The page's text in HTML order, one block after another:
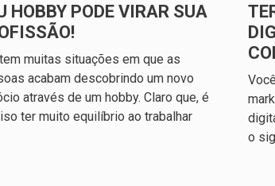
HOBBY PODE VIRAR SUA
muitas situações em que as
acabam descobrindo um novo
através de um hobby. Claro que, é
ter muito equilíbrio ao trabalhar
o